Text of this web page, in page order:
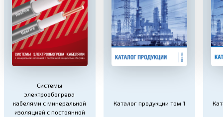
Системы
электрообогрева
кабелями с минеральной
изоляцией с постоянной
Каталог продукции том 1